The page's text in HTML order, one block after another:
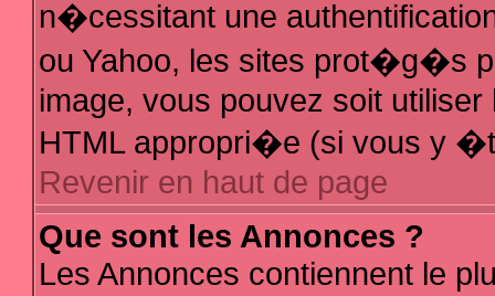
n�cessitant une
ou Yahoo, les sites prot�g�s
image, vous pouvez soit
HTML appropri�e (si vous y
Revenir en haut de page
Que sont les Annonces ?
Les Annonces contiennent le